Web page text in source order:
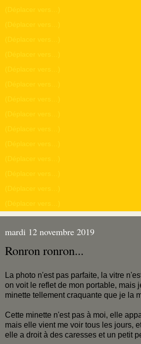
mardi 12 novembre 2019
Ronron ronron...
La photo n'est pas parfaite, la vitre
on voit le reflet de mon portable, mais
minette tellement craquante que je la
Cette minette n'est pas à moi, elle
mais elle vient me voir tous les jours,
elle a droit à des caresses et un petit